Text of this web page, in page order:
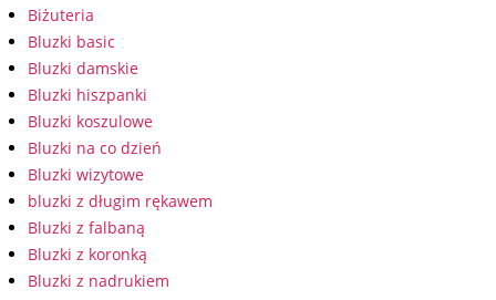
Biżuteria
Bluzki basic
Bluzki damskie
Bluzki hiszpanki
Bluzki koszulowe
Bluzki na co dzień
Bluzki wizytowe
bluzki z długim rękawem
Bluzki z falbaną
Bluzki z koronką
Bluzki z nadrukiem